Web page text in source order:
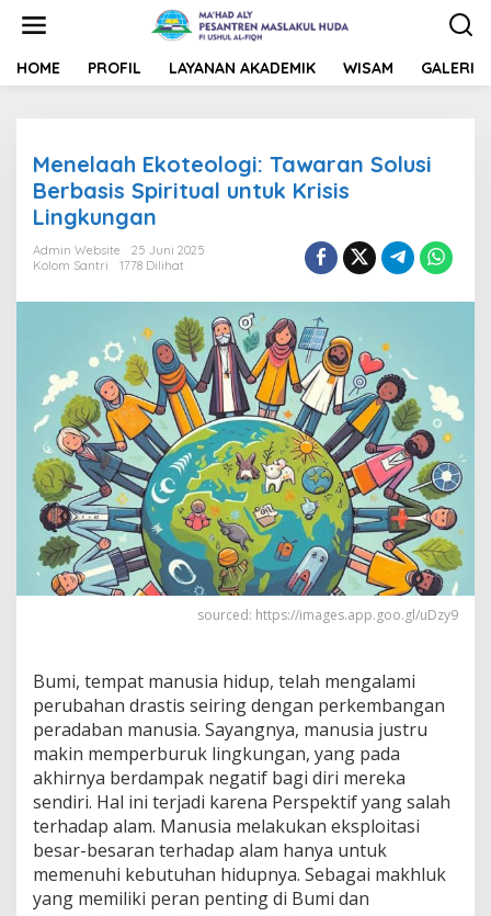
t
HOME PROFIL LAYANAN AKADEMIK WISAM GALERI
Menelaah Ekoteologi: Tawaran Solusi
Berbasis Spiritual untuk Krisis
Lingkungan
Admin Website
25 Juni 2025
Kolom Santri
1778 Dilihat
sourced: https://images.app.goo.gl/uDzy9
Bumi, tempat manusia hidup, telah mengalami
perubahan drastis seiring dengan perkembangan
peradaban manusia. Sayangnya, manusia justru
makin memperburuk lingkungan, yang pada
akhirnya berdampak negatif bagi diri mereka
sendiri. Hal ini terjadi karena Perspektif yang salah
terhadap alam. Manusia melakukan eksploitasi
besar-besaran terhadap alam hanya untuk
memenuhi kebutuhan hidupnya. Sebagai makhluk
yang memiliki peran penting di Bumi dan